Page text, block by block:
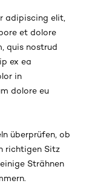
adipiscing elit,
et dolore
quis nostrud
ex ea
in
dolore eu
überprüfen, ob
richtigen Sitz
Strähnen